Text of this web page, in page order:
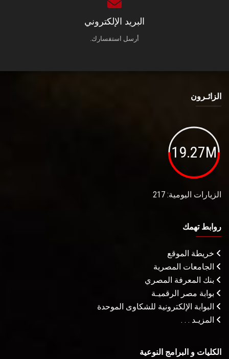
البريد الإلكتروني
أرسل استفسارك.
الزائـرون
19.27M
الزيارات اليومية: 217
روابط تهمك
خريطة الموقع
الجامعات المصرية
بنك المعرفة المصري
بوابة مصر الرقميـة
البوابة الإلكترونية للشكاوى الموحدة
المزيـد . . .
الكليات و البرامج النوعية